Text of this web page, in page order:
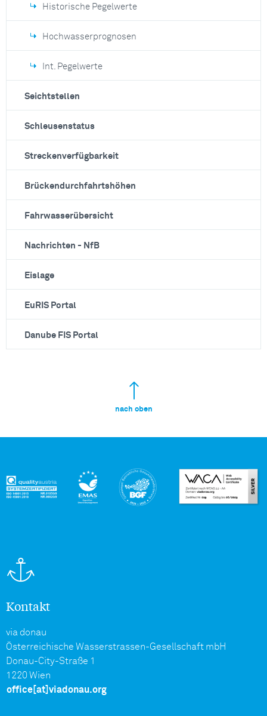
Historische Pegelwerte
Hochwasserprognosen
Int. Pegelwerte
Seichtstellen
Schleusenstatus
Streckenverfügbarkeit
Brückendurchfahrtshöhen
Fahrwasserübersicht
Nachrichten - NfB
Eislage
EuRIS Portal
Danube FIS Portal
nach oben
Kontakt
via donau
Österreichische Wasserstrassen-Gesellschaft mbH
Donau-City-Straße 1
1220 Wien
office[at]viadonau.org